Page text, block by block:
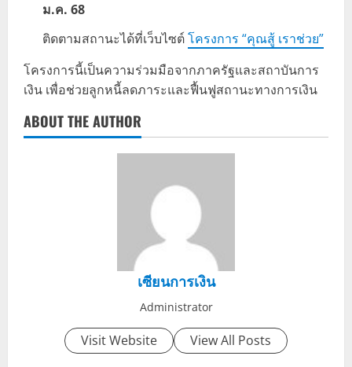
ม.ค. 68
ติดตามสถานะได้ที่เว็บไซต์โครงการ “คุณสู้ เราช่วย”
โครงการนี้เป็นความร่วมมือจากภาครัฐและสถาบันการ
เงิน เพื่อช่วยลูกหนี้ลดภาระและฟื้นฟูสถานะทางการเงิน
ABOUT THE AUTHOR
เซียนการเงิน
Administrator
Visit Website View All Posts